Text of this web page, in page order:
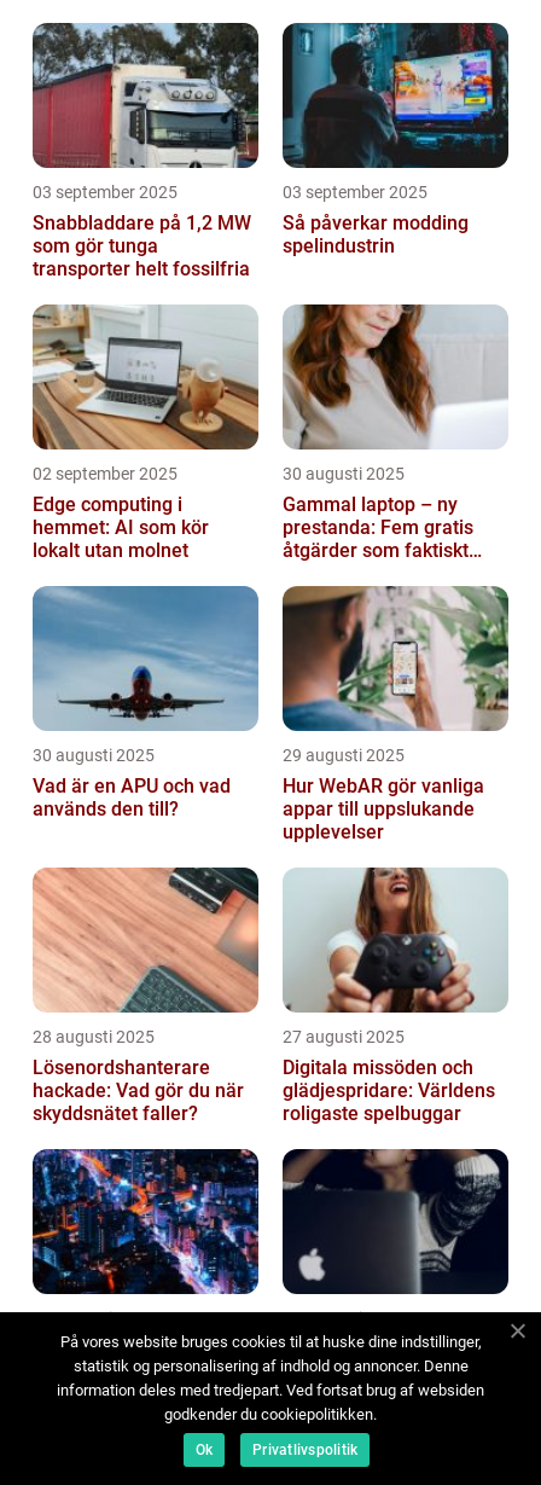
03 september 2025
Snabbladdare på 1,2 MW
som gör tunga
transporter helt fossilfria
03 september 2025
Så påverkar modding
spelindustrin
02 september 2025
Edge computing i
hemmet: AI som kör
lokalt utan molnet
30 augusti 2025
Gammal laptop – ny
prestanda: Fem gratis
åtgärder som faktiskt
30 augusti 2025
Vad är en APU och vad
används den till?
29 augusti 2025
Hur WebAR gör vanliga
appar till uppslukande
upplevelser
28 augusti 2025
Lösenordshanterare
hackade: Vad gör du när
skyddsnätet faller?
27 augusti 2025
Digitala missöden och
glädjespridare: Världens
roligaste spelbuggar
26 augusti 2025
Hur edge‑computing och
uppkopplade fordon
formar framtidens
25 augusti 2025
Proaktiv felsökning: Att
hantera tekniska fel innan
användaren märker dem
På vores website bruges cookies til at huske dine indstillinger,
statistik og personalisering af indhold og annoncer. Denne
information deles med tredjepart. Ved fortsat brug af websiden
godkender du cookiepolitikken.
Ok Privatlivspolitik